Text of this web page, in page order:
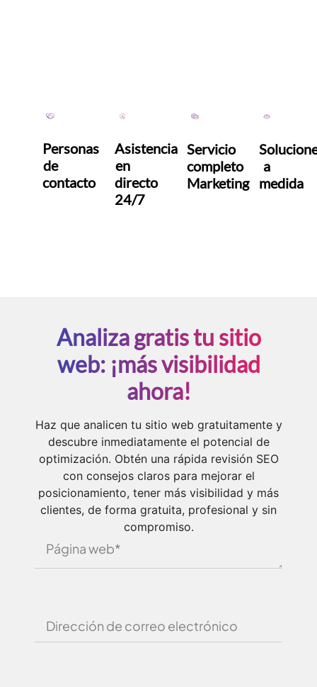
Personas
de
contacto
Asistencia
en
directo
24/7
Servicio
completo
Marketing
a
medida
Analiza gratis tu sitio
web: ¡más visibilidad
ahora!
Haz que analicen tu sitio web gratuitamente y
descubre inmediatamente el potencial de
optimización. Obtén una rápida revisión SEO
con consejos claros para mejorar el
posicionamiento, tener más visibilidad y más
clientes, de forma gratuita, profesional y sin
compromiso.